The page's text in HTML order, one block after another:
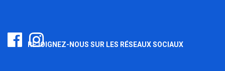
REJOIGNEZ-NOUS SUR LES RÉSEAUX SOCIAUX